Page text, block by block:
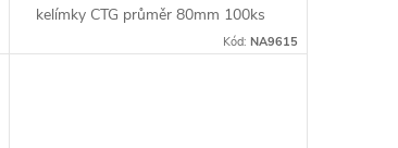
kelímky CTG průměr 80mm 100ks
Kód: NA9615